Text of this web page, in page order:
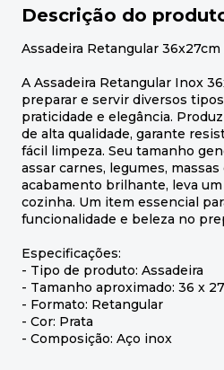
Descrição do
Assadeira Retangular
A Assadeira Retangular Inox
preparar e servir diversos
praticidade e elegância.
de alta qualidade, garante
fácil limpeza. Seu tamanho
assar carnes, legumes,
acabamento brilhante, leva
cozinha. Um item essencial
funcionalidade e beleza no
Especificações:
- Tipo de produto: Assadeira
- Tamanho aproximado: 36 x
- Formato: Retangular
- Cor: Prata
- Composição: Aço inox